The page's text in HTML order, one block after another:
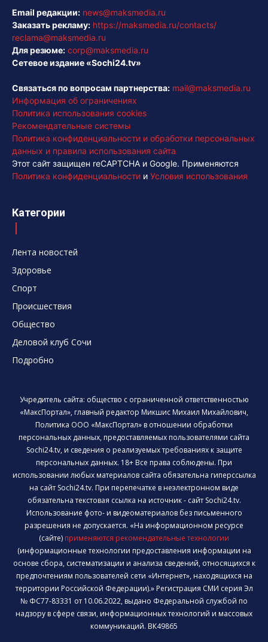
Email редакции: news@maksmedia.ru
Заказать рекламу: https://maksmedia.ru/contacts/
reclama@maksmedia.ru
Для резюме: corp@maksmedia.ru
Сетевое издание «Sochi24.tv»
Связаться по вопросам партнерства: mail@maksmedia.ru
Информация об ограничениях
Политика использования cookies
Рекомендательные системы
Политика конфиденциальности и обработки персональных
данных и правила использования сайта
Этот сайт защищен reCAPTCHA и Google. Применяются
Политика конфиденциальности и Условия использования
Категории
Лента новостей
Здоровье
Спорт
Происшествия
Общество
Деловой клуб Сочи
Подробно
Учредитель сайта: общество с ограниченной ответственностью
«МаксПортал», главный редактор Микшис Михаил Михайлович,
Политика ООО «МаксПортал» в отношении обработки
персональных данных, предоставляемых пользователями сайта
Sochi24.tv, и сведения о реализуемых требованиях к защите
персональных данных. 18+ Все права соблюдены. При
использовании любых материалов сайта обязательна гиперссылка
на сайт Sochi24.tv. При перепечатке в неэлектронном виде
обязательна текстовая ссылка на источник - сайт Sochi24.tv.
Использование фото- и видеоматериалов без письменного
разрешения не допускается. «На информационном ресурсе
(сайте) применяются рекомендательные технологии
(информационные технологии предоставления информации на
основе сбора, систематизации и анализа сведений, относящихся к
предпочтениям пользователей сети «Интернет», находящихся на
территории Российской Федерации).» Регистрация СМИ серия Эл
№ ФС77-83331 от 10.06.2022, выдано Федеральной службой по
надзору в сфере связи, информационных технологий и массовых
коммуникаций. ВК49865